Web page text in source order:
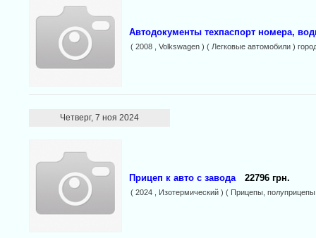
Автодокументы техпаспорт номера,
( 2008 , Volkswagen ) ( Легковые автомобили )
Четверг, 7 ноя 2024
Прицеп к авто с завода 22796 грн.
( 2024 , Изотермический ) ( Прицепы,